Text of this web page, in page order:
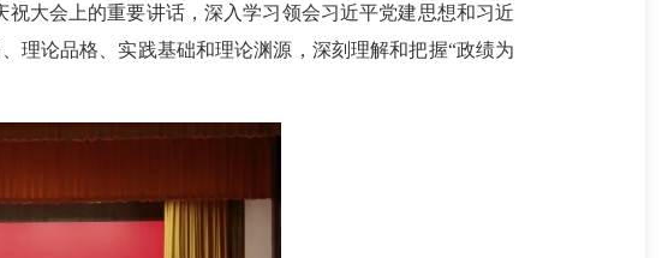
大会上的重要讲话，深入学习领会习近平党建思想和习近
理论品格、实践基础和理论渊源，深刻理解和把握“政绩为